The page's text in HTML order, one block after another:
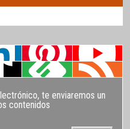
te enviaremos un
contenidos